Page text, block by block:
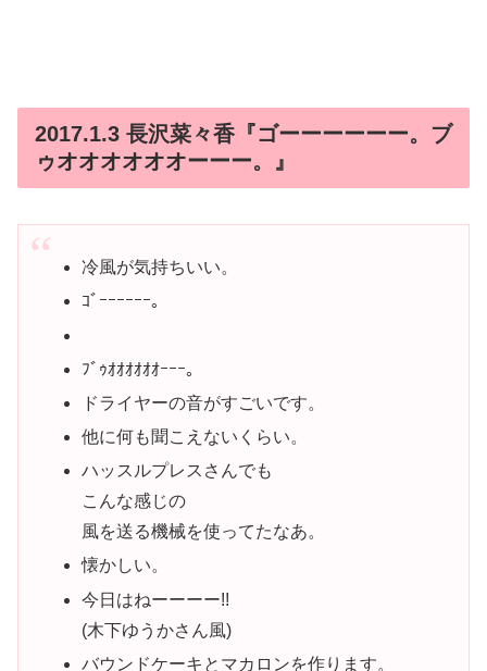
2017.1.3 長沢菜々香『ゴーーーーーー。ブ
ゥオオオオオオーーー。』
冷風が気持ちいい。
ｺﾞｰｰｰｰｰｰ。
ﾌﾞｩｵｵｵｵｵｵｰｰｰ。
ドライヤーの音がすごいです。
他に何も聞こえないくらい。
ハッスルプレスさんでも
こんな感じの
風を送る機械を使ってたなあ。
懐かしい。
今日はねーーーー!!
(木下ゆうかさん風)
バウンドケーキとマカロンを作ります。